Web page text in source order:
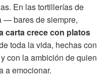
En las tortillerías de
— bares de siempre,
carta crece con platos
toda la vida, hechas con
con la ambición de quien
a emocionar.